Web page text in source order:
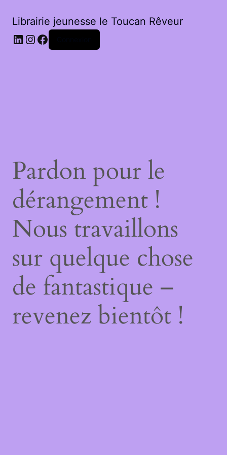
Librairie jeunesse le Toucan Rêveur
LinkedIn
Instagram
Facebook
Pardon pour le
dérangement !
Nous travaillons
sur quelque chose
de fantastique –
revenez bientôt !